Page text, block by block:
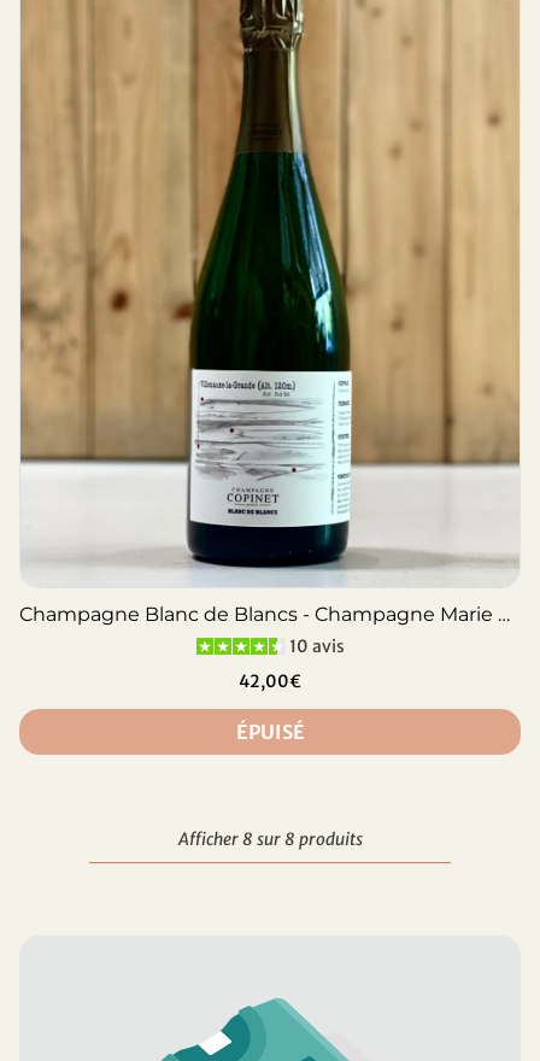
Champagne Blanc de Blancs - Champagne Marie Copinet
10 avis
42,00€
ÉPUISÉ
Afficher 8 sur 8 produits